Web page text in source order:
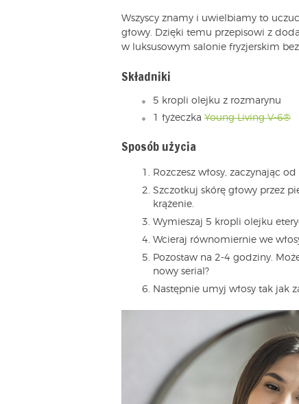
Wszyscy znamy i uwielbiamy to
głowy. Dzięki temu przepisowi z
w luksusowym salonie fryzjerskim
Składniki
5 kropli olejku z rozmarynu
1 łyżeczka Young Living V-6®
Sposób użycia
Rozczesz włosy, zaczynając
Szczotkuj skórę głowy przez
krążenie.
Wymieszaj 5 kropli olejku
Wcieraj równomiernie we
Pozostaw na 2-4 godziny.
nowy serial?
Następnie umyj włosy tak jak